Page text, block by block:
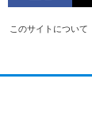
このサイトについて